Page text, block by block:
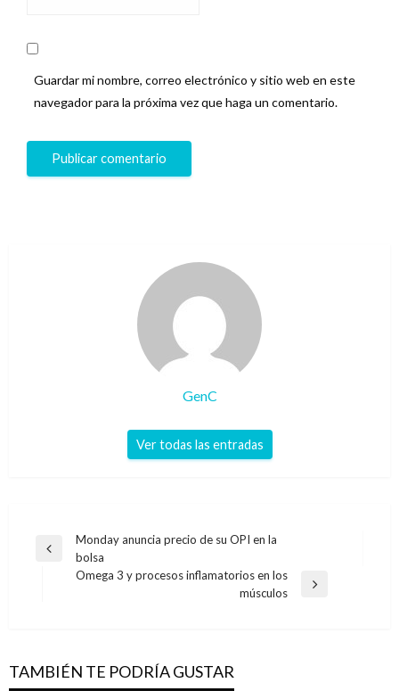
Guardar mi nombre, correo electrónico y sitio web en este
navegador para la próxima vez que haga un comentario.
GenC
Ver todas las entradas
Navegación
Entrada
anterior
Monday anuncia precio de su OPI en la
bolsa
Omega 3 y procesos inflamatorios en los
músculos
TAMBIÉN TE PODRÍA GUSTAR